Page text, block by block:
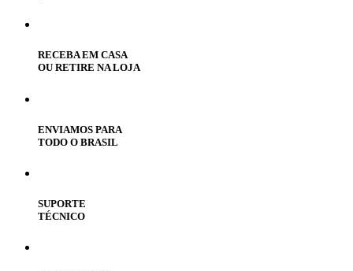
RECEBA EM CASA
OU RETIRE NA LOJA
ENVIAMOS PARA
TODO O BRASIL
SUPORTE
TÉCNICO